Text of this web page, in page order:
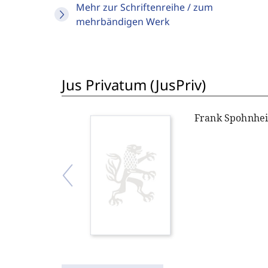
Mehr zur Schriftenreihe / zum
mehrbändigen Werk
Jus Privatum (JusPriv)
Frank